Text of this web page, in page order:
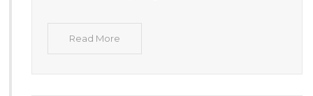
Read More